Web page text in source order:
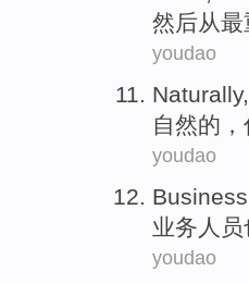
然后从最
youdao
Naturally,
自然的，
youdao
Business
业务 人员
youdao